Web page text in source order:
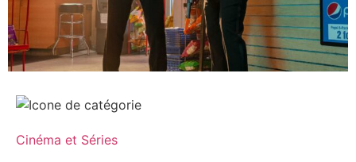
Cinéma et Séries